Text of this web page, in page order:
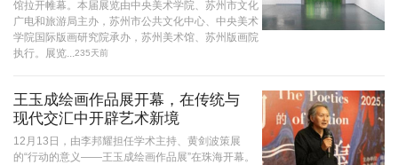
馆拉开帷幕。本届展览由中央美术学院、苏州市文化
广电和旅游局主办，苏州市公共文化中心、中央美术
学院国际版画研究院承办，苏州美术馆、苏州版画院
执行。展览...
235天前
王玉成绘画作品展开幕，在传统与
现代交汇中开辟艺术新境
12月13日，由李邦耀担任学术主持、黄剑波策展
的“行动的意义——王玉成绘画作品展”在珠海开幕。